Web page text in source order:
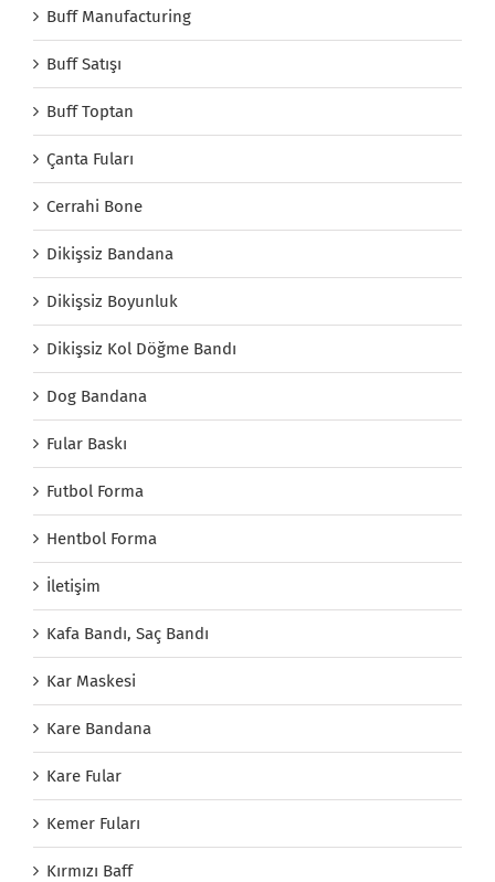
Buff Manufacturing
Buff Satışı
Buff Toptan
Çanta Fuları
Cerrahi Bone
Dikişsiz Bandana
Dikişsiz Boyunluk
Dikişsiz Kol Döğme Bandı
Dog Bandana
Fular Baskı
Futbol Forma
Hentbol Forma
İletişim
Kafa Bandı, Saç Bandı
Kar Maskesi
Kare Bandana
Kare Fular
Kemer Fuları
Kırmızı Baff